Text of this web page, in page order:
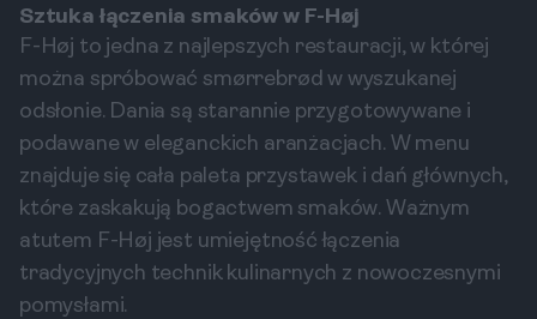
Sztuka łączenia smaków w F-Høj
F-Høj to jedna z najlepszych restauracji, w której
można spróbować smørrebrød w wyszukanej
odsłonie. Dania są starannie przygotowywane i
podawane w eleganckich aranżacjach. W menu
znajduje się cała paleta przystawek i dań głównych,
które zaskakują bogactwem smaków. Ważnym
atutem F-Høj jest umiejętność łączenia
tradycyjnych technik kulinarnych z nowoczesnymi
pomysłami.